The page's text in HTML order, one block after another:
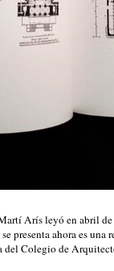
Arís leyó en abril
presenta ahora es
Colegio de